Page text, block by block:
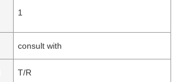
1
consult with
T/R